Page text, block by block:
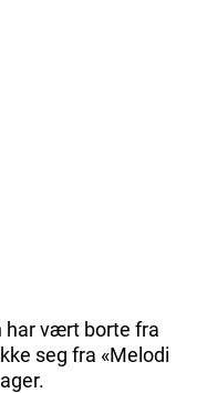
har vært borte fra
seg fra «Melodi